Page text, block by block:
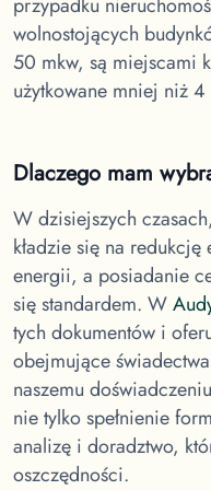
wolnostojących
50 mkw, są miejscami
użytkowane mniej niż
Dlaczego mam
W dzisiejszych
kładzie się na
energii, a posiadanie
się standardem. W
tych dokumentów i
obejmujące
naszemu
nie tylko spełnienie
analizę i doradztwo,
oszczędności.